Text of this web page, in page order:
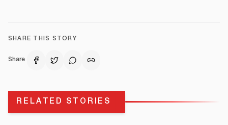
SHARE THIS STORY
Share
RELATED STORIES